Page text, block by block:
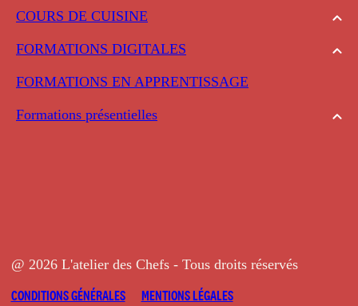
COURS DE CUISINE
FORMATIONS DIGITALES
FORMATIONS EN APPRENTISSAGE
Formations présentielles
@ 2026 L'atelier des Chefs - Tous droits réservés
CONDITIONS GÉNÉRALES
MENTIONS LÉGALES